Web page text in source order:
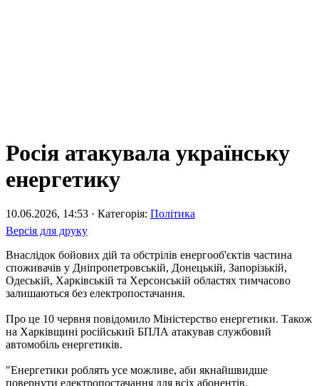
Росія атакувала українську
енергетику
10.06.2026, 14:53 · Категорія: Політика
Версія для друку
Внаслідок бойових дій та обстрілів енергооб'єктів частина
споживачів у Дніпропетровській, Донецькій, Запорізькій,
Одеській, Харківській та Херсонській областях тимчасово
залишаються без електропостачання.
Про це 10 червня повідомило Міністерство енергетики. Також
на Харківщині російський БПЛА атакував службовий
автомобіль енергетиків.
"Енергетики роблять усе можливе, аби якнайшвидше
повернути електропостачання для всіх абонентів.